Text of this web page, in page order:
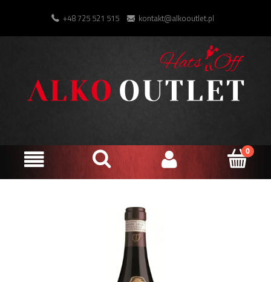
+48 725 521 515 kontakt@alkooutlet.pl